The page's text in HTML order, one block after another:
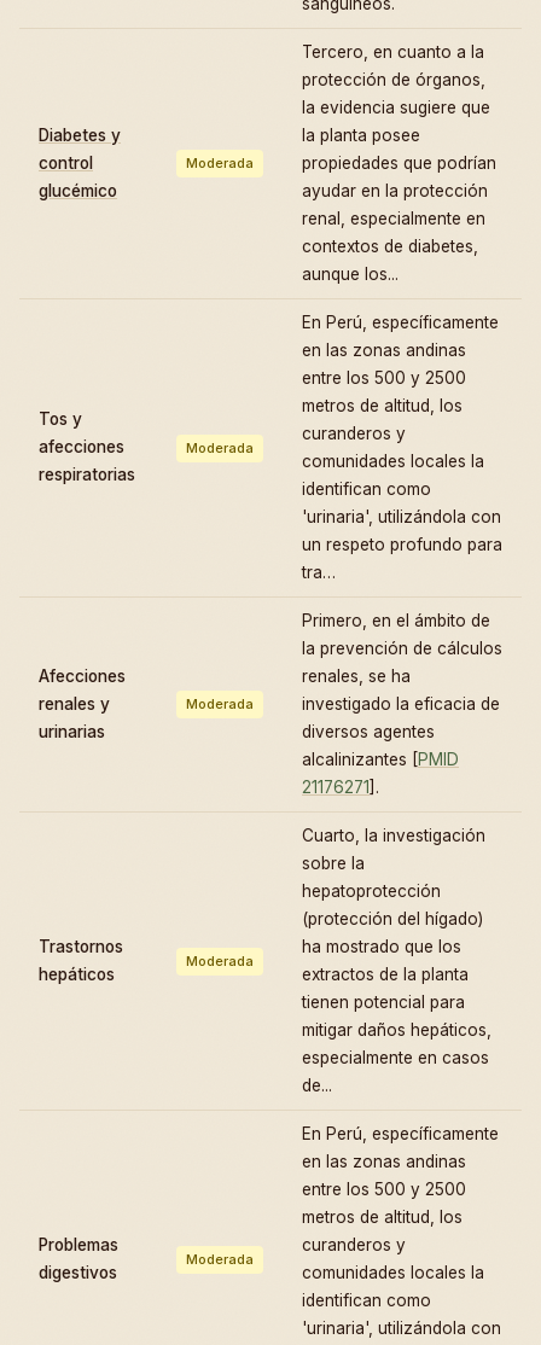
sanguíneos.
Diabetes y
control
glucémico
Moderada
Tercero, en cuanto a la
protección de órganos,
la evidencia sugiere que
la planta posee
propiedades que podrían
ayudar en la protección
renal, especialmente en
contextos de diabetes,
aunque los...
Tos y
afecciones
respiratorias
Moderada
En Perú, específicamente
en las zonas andinas
entre los 500 y 2500
metros de altitud, los
curanderos y
comunidades locales la
identifican como
'urinaria', utilizándola con
un respeto profundo para
tra…
Afecciones
renales y
urinarias
Moderada
Primero, en el ámbito de
la prevención de cálculos
renales, se ha
investigado la eficacia de
diversos agentes
alcalinizantes [PMID
21176271].
Trastornos
hepáticos
Moderada
Cuarto, la investigación
sobre la
hepatoprotección
(protección del hígado)
ha mostrado que los
extractos de la planta
tienen potencial para
mitigar daños hepáticos,
especialmente en casos
de...
Problemas
digestivos
Moderada
En Perú, específicamente
en las zonas andinas
entre los 500 y 2500
metros de altitud, los
curanderos y
comunidades locales la
identifican como
'urinaria', utilizándola con